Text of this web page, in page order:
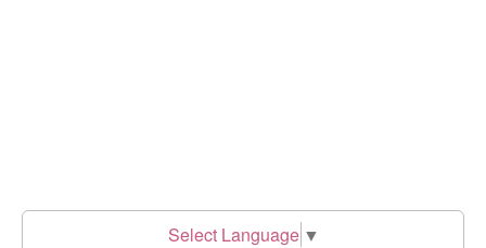
Select Language ▼